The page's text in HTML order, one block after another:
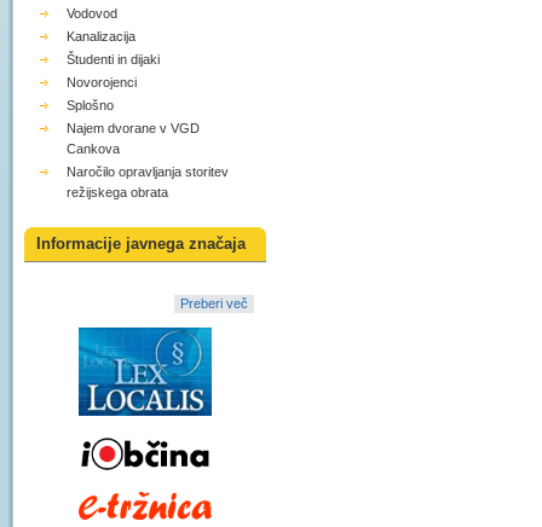
Vodovod
Kanalizacija
Študenti in dijaki
Novorojenci
Splošno
Najem dvorane v VGD
Cankova
Naročilo opravljanja storitev
režijskega obrata
Informacije javnega značaja
Preberi več